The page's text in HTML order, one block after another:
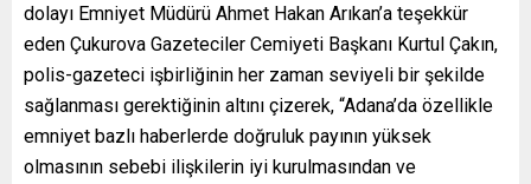
dolayı Emniyet Müdürü Ahmet Hakan Arıkan’a teşekkür
eden Çukurova Gazeteciler Cemiyeti Başkanı Kurtul Çakın,
polis-gazeteci işbirliğinin her zaman seviyeli bir şekilde
sağlanması gerektiğinin altını çizerek, “Adana’da özellikle
emniyet bazlı haberlerde doğruluk payının yüksek
olmasının sebebi ilişkilerin iyi kurulmasından ve